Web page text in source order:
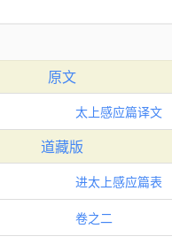
原文
太上感应篇译文
道藏版
进太上感应篇表
卷之二